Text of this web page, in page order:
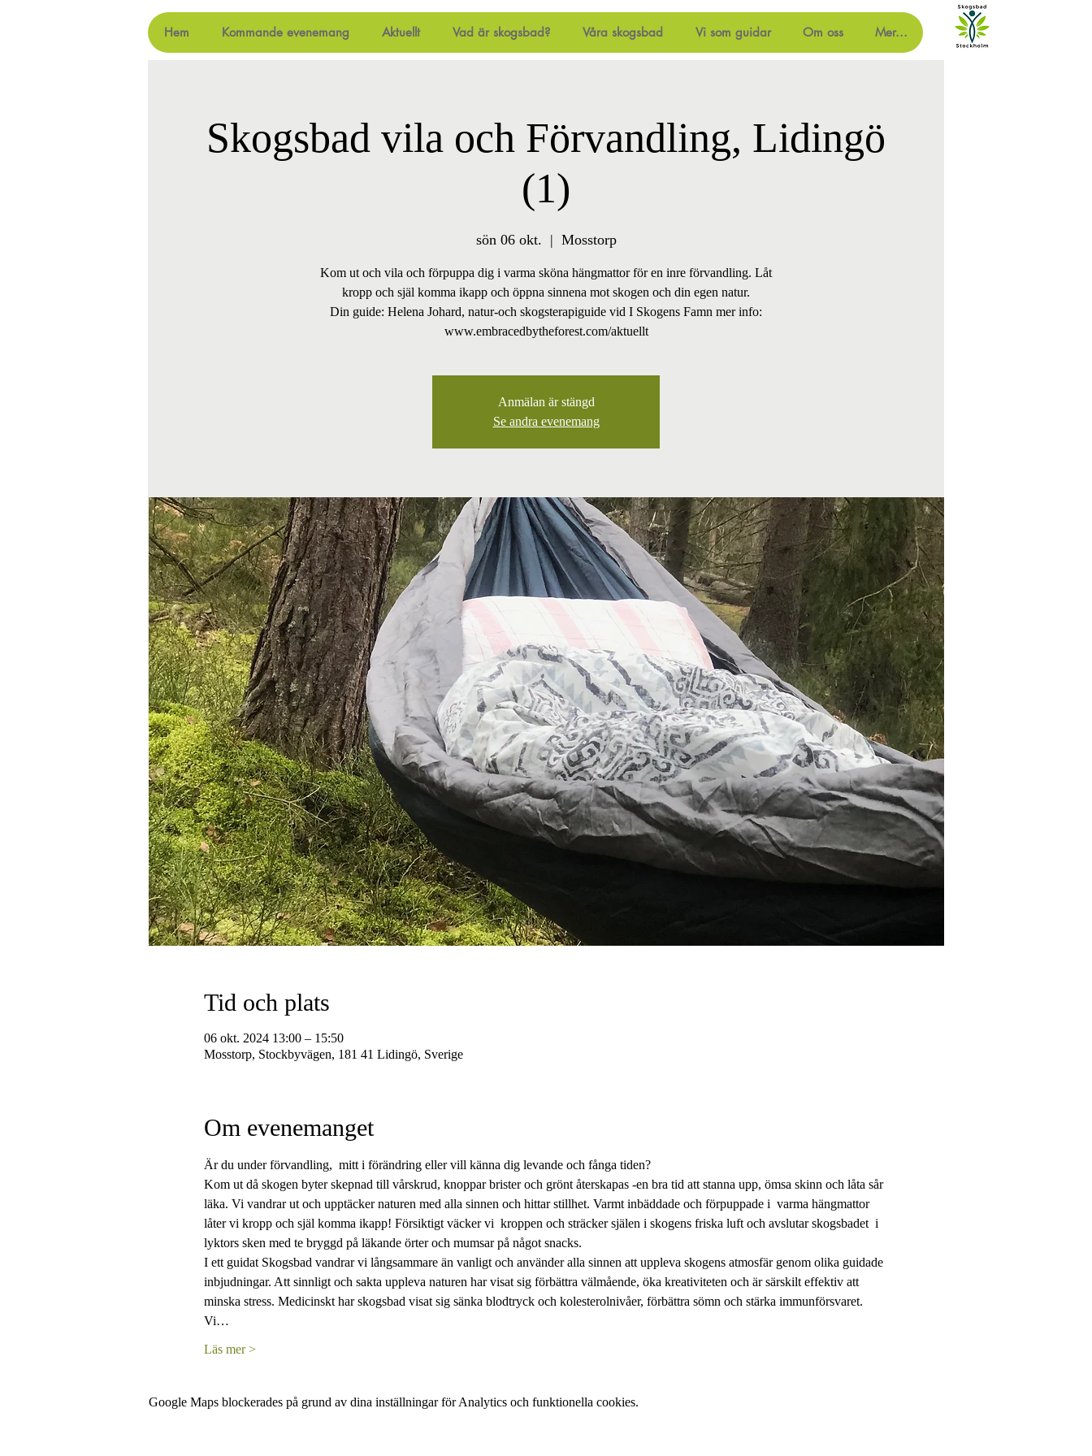
Hem Kommande evenemang Aktuellt Vad är skogsbad? Våra skogsbad Vi som guidar Om oss Mer...
Skogsbad vila och Förvandling, Lidingö
(1)
sön 06 okt.
  |
Mosstorp
Kom ut och vila och förpuppa dig i varma sköna hängmattor för en inre förvandling. Låt
kropp och själ komma ikapp och öppna sinnena mot skogen och din egen natur.
Din guide: Helena Johard, natur-och skogsterapiguide vid I Skogens Famn mer info:
www.embracedbytheforest.com/aktuellt
Anmälan är stängd
Se andra evenemang
Tid och plats
06 okt. 2024 13:00 – 15:50
Mosstorp, Stockbyvägen, 181 41 Lidingö, Sverige
Om evenemanget
Är du under förvandling,  mitt i förändring eller vill känna dig levande och fånga tiden?
Kom ut då skogen byter skepnad till vårskrud, knoppar brister och grönt återskapas -en bra tid att stanna upp, ömsa skinn och låta sår
läka. Vi vandrar ut och upptäcker naturen med alla sinnen och hittar stillhet. Varmt inbäddade och förpuppade i  varma hängmattor
låter vi kropp och själ komma ikapp! Försiktigt väcker vi  kroppen och sträcker själen i skogens friska luft och avslutar skogsbadet  i
lyktors sken med te bryggd på läkande örter och mumsar på något snacks.
I ett guidat Skogsbad vandrar vi långsammare än vanligt och använder alla sinnen att uppleva skogens atmosfär genom olika guidade
inbjudningar. Att sinnligt och sakta uppleva naturen har visat sig förbättra välmående, öka kreativiteten och är särskilt effektiv att
minska stress. Medicinskt har skogsbad visat sig sänka blodtryck och kolesterolnivåer, förbättra sömn och stärka immunförsvaret.
Vi…
Läs mer >
Google Maps blockerades på grund av dina inställningar för Analytics och funktionella cookies.